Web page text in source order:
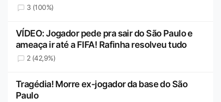
3 (100%)
VÍDEO: Jogador pede pra sair do São Paulo e
ameaça ir até a FIFA! Rafinha resolveu tudo
2 (42,9%)
Tragédia! Morre ex-jogador da base do São
Paulo